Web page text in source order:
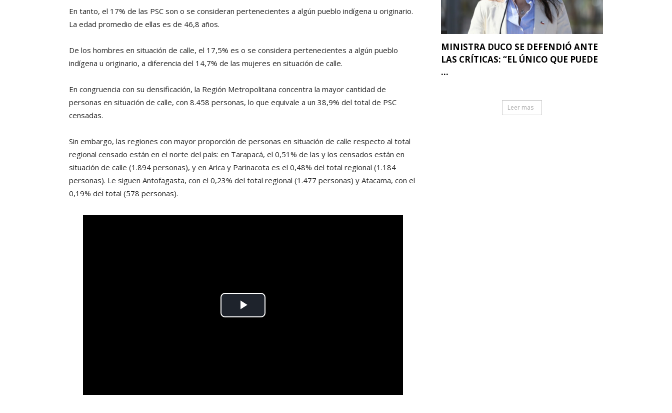
En tanto, el 17% de las PSC son o se consideran pertenecientes a algún pueblo indígena u originario.
La edad promedio de ellas es de 46,8 años.
De los hombres en situación de calle, el 17,5% es o se considera pertenecientes a algún pueblo
indígena u originario, a diferencia del 14,7% de las mujeres en situación de calle.
En congruencia con su densificación, la Región Metropolitana concentra la mayor cantidad de
personas en situación de calle, con 8.458 personas, lo que equivale a un 38,9% del total de PSC
censadas.
Sin embargo, las regiones con mayor proporción de personas en situación de calle respecto al total
regional censado están en el norte del país: en Tarapacá, el 0,51% de las y los censados están en
situación de calle (1.894 personas), y en Arica y Parinacota es el 0,48% del total regional (1.184
personas). Le siguen Antofagasta, con el 0,23% del total regional (1.477 personas) y Atacama, con el
0,19% del total (578 personas).
MINISTRA DUCO SE DEFENDIÓ ANTE
LAS CRÍTICAS: “EL ÚNICO QUE PUEDE
...
Leer mas